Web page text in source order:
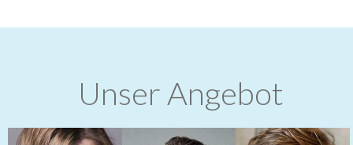
Unser Angebot